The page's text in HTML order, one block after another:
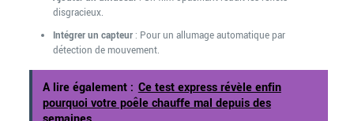
disgracieux.
Intégrer un capteur: Pour un allumage automatique par
détection de mouvement.
A lire également : Ce test express révèle enfin
pourquoi votre poêle chauffe mal depuis des